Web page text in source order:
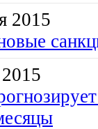
2015